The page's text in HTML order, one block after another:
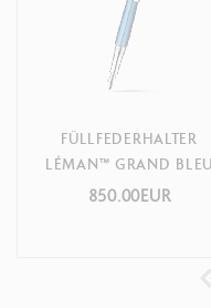
Versilberter,
Erhältlich in
Kompatibel
FÜLLFEDERHALTER
LÉMAN™ GRAND BLEU
850.00EUR